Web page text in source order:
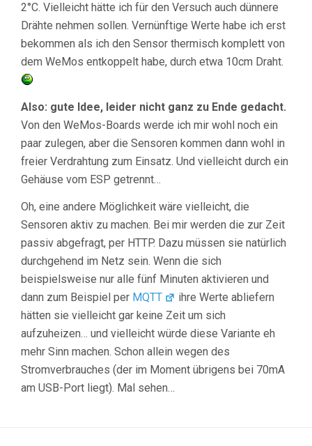
2°C. Vielleicht hätte ich für den Versuch auch dünnere
Drähte nehmen sollen. Vernünftige Werte habe ich erst
bekommen als ich den Sensor thermisch komplett von
dem WeMos entkoppelt habe, durch etwa 10cm Draht.
Also: gute Idee, leider nicht ganz zu Ende gedacht.
Von den WeMos-Boards werde ich mir wohl noch ein
paar zulegen, aber die Sensoren kommen dann wohl in
freier Verdrahtung zum Einsatz. Und vielleicht durch ein
Gehäuse vom ESP getrennt…
Oh, eine andere Möglichkeit wäre vielleicht, die
Sensoren aktiv zu machen. Bei mir werden die zur Zeit
passiv abgefragt, per HTTP. Dazu müssen sie natürlich
durchgehend im Netz sein. Wenn die sich
beispielsweise nur alle fünf Minuten aktivieren und
dann zum Beispiel per MQTT
ihre Werte abliefern
hätten sie vielleicht gar keine Zeit um sich
aufzuheizen… und vielleicht würde diese Variante eh
mehr Sinn machen. Schon allein wegen des
Stromverbrauches (der im Moment übrigens bei 70mA
am USB-Port liegt). Mal sehen…